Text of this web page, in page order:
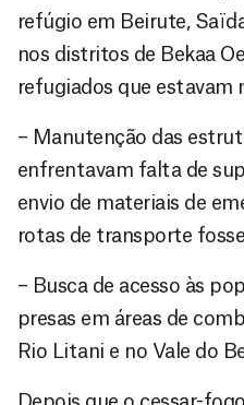
refúgio em Beirute,
nos distritos de Bekaa
refugiados que estavam
– Manutenção das
enfrentavam falta de
envio de materiais de
rotas de transporte
– Busca de acesso às
presas em áreas de
Rio Litani e no Vale do